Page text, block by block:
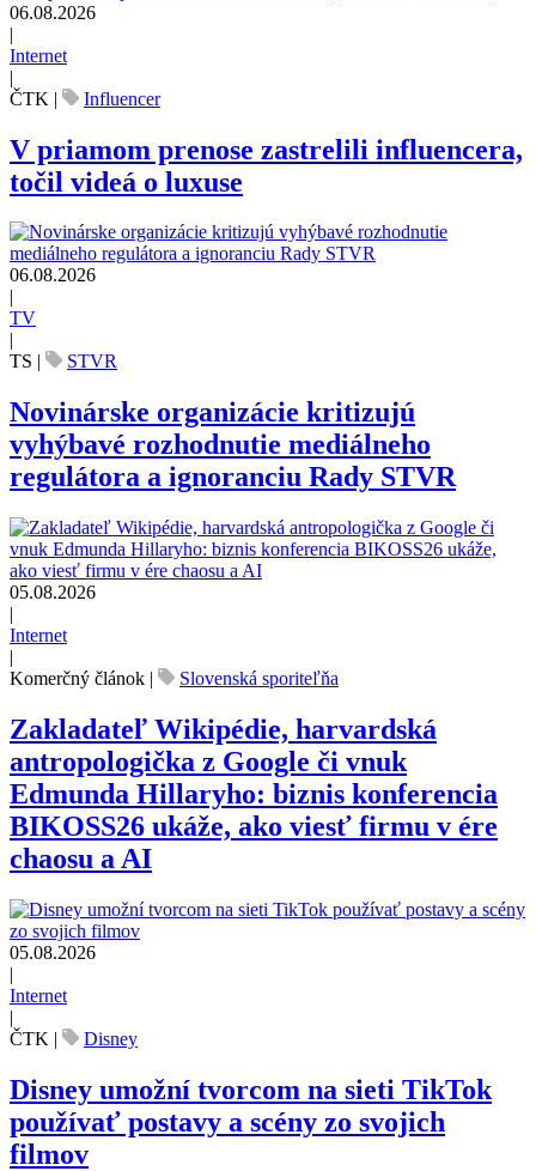
06.08.2026
|
Internet
|
ČTK | Influencer
V priamom prenose zastrelili influencera,
točil videá o luxuse
06.08.2026
TV
TS
STVR
Novinárske organizácie kritizujú
vyhýbavé rozhodnutie mediálneho
regulátora a ignoranciu Rady STVR
05.08.2026
|
Internet
|
Komerčný článok | Slovenská sporiteľňa
Zakladateľ Wikipédie, harvardská
antropologička z Google či vnuk
Edmunda Hillaryho: biznis konferencia
BIKOSS26 ukáže, ako viesť firmu v ére
chaosu a AI
05.08.2026
|
Internet
|
ČTK | Disney
Disney umožní tvorcom na sieti TikTok
používať postavy a scény zo svojich
filmov